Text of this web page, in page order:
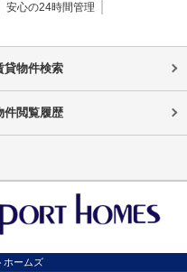
安心の24時間管理
貸物件検索
件閲覧履歴
ホームズ